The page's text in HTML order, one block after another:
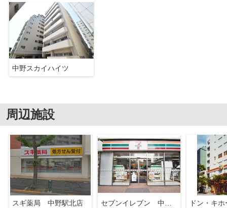
中野スカイハイツ
周辺施設
スギ薬局 中野駅北店
セブンイレブン 中野上高田